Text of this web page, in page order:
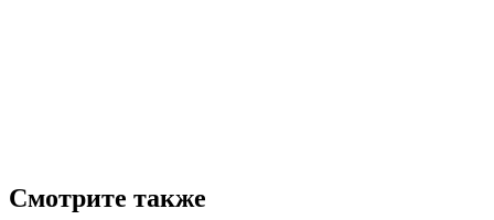
Смотрите также